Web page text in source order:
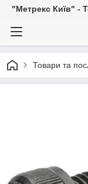
"Метрекс Київ" -
Товари та